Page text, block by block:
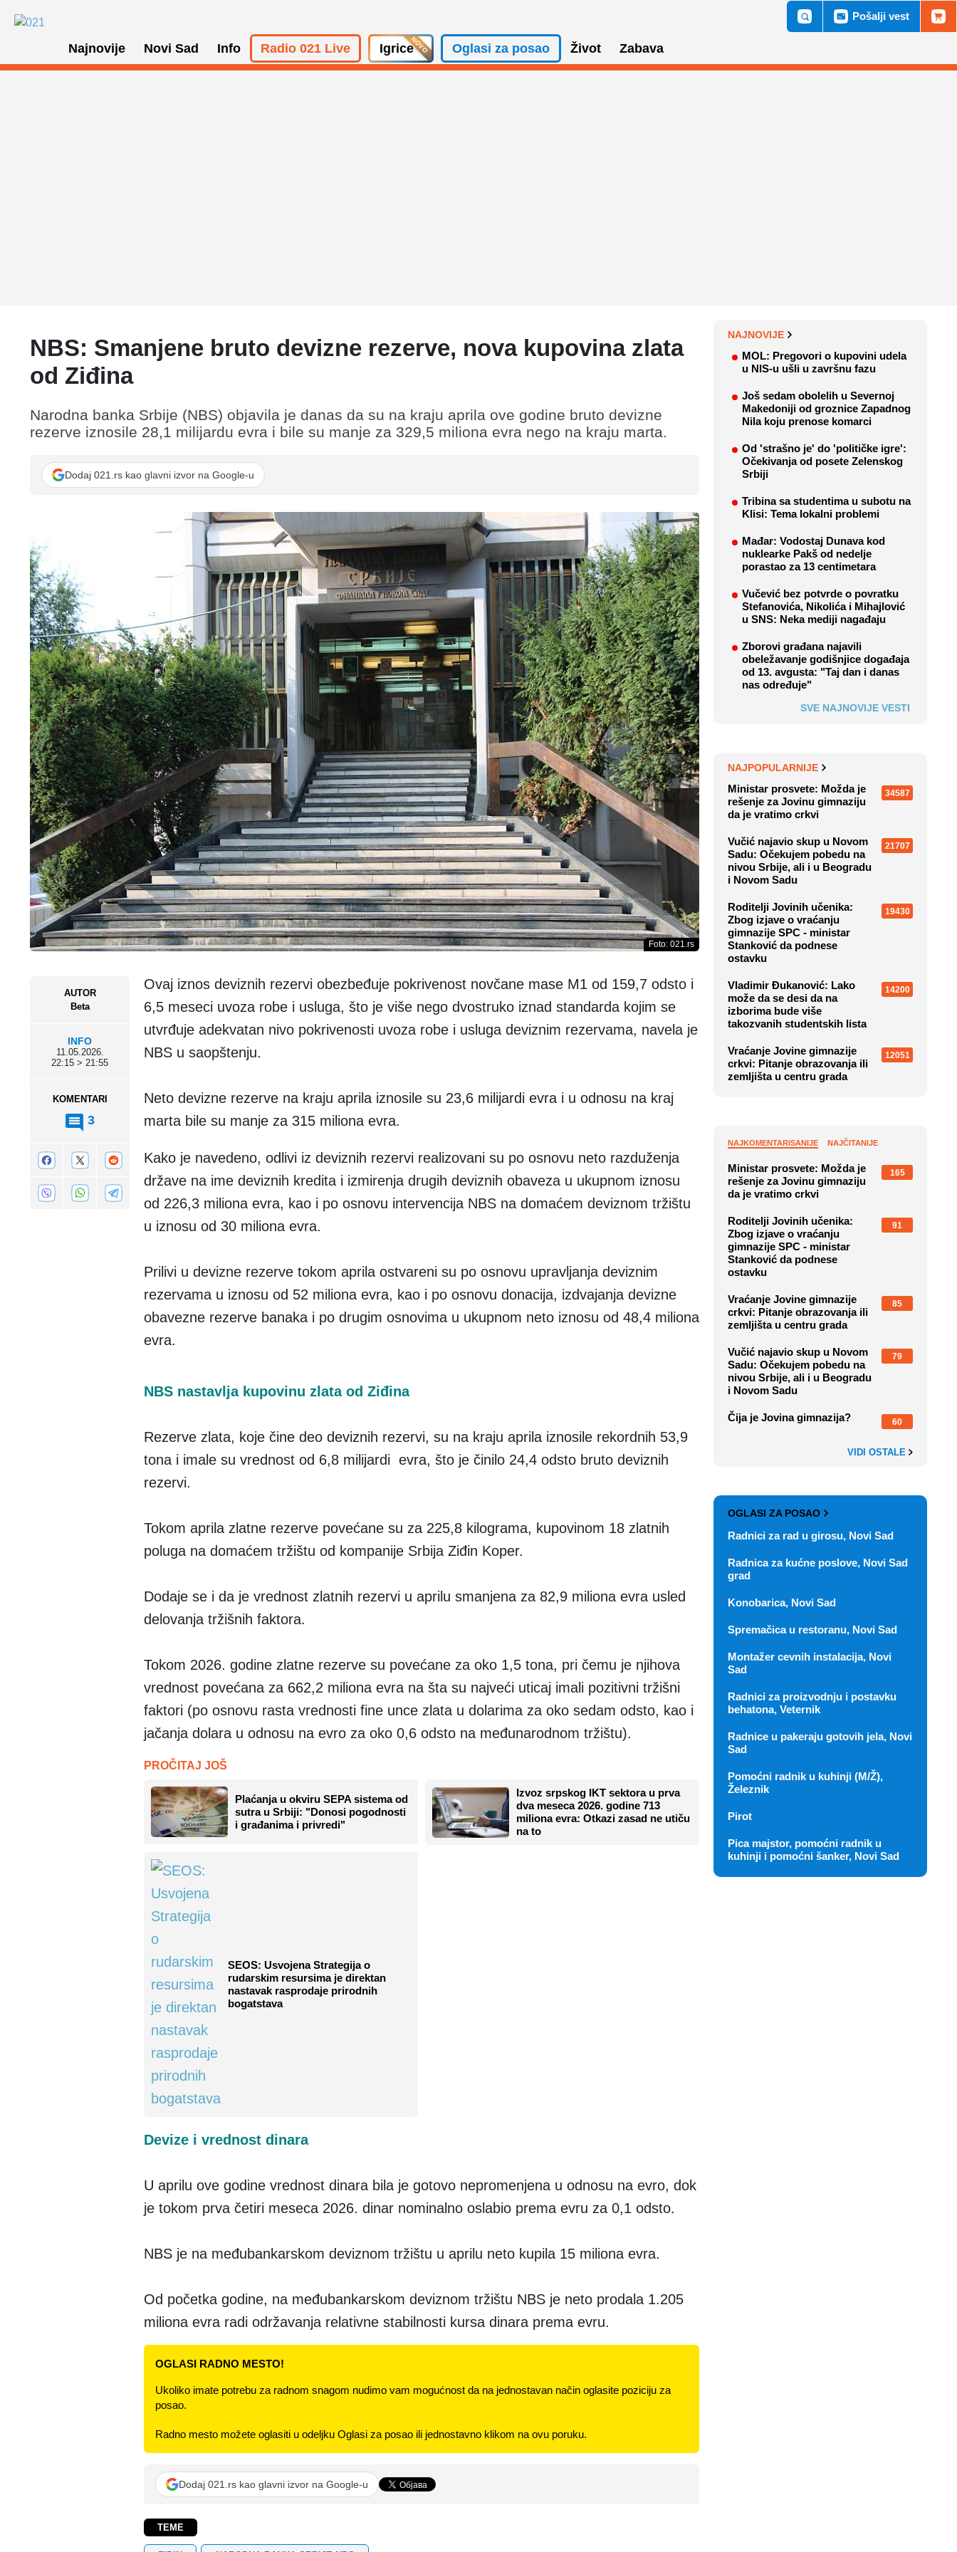
Najnovije Novi Sad Info Radio 021 Live Igrice Oglasi za posao Život Zabava
Pošalji vest
NBS: Smanjene bruto devizne rezerve, nova kupovina zlata
od Ziđina
AUTOR
Beta
INFO
11.05.2026.
22:15 > 21:55
KOMENTARI
3
Narodna banka Srbije (NBS) objavila je danas da su na kraju aprila ove godine bruto devizne
rezerve iznosile 28,1 milijardu evra i bile su manje za 329,5 miliona evra nego na kraju marta.
Dodaj 021.rs kao glavni izvor na Google-u
Foto: 021.rs
Ovaj iznos deviznih rezervi obezbeđuje pokrivenost novčane mase M1 od 159,7 odsto i
6,5 meseci uvoza robe i usluga, što je više nego dvostruko iznad standarda kojim se
utvrđuje adekvatan nivo pokrivenosti uvoza robe i usluga deviznim rezervama, navela je
NBS u saopštenju.
Neto devizne rezerve na kraju aprila iznosile su 23,6 milijardi evra i u odnosu na kraj
marta bile su manje za 315 miliona evra.
Kako je navedeno, odlivi iz deviznih rezervi realizovani su po osnovu neto razduženja
države na ime deviznih kredita i izmirenja drugih deviznih obaveza u ukupnom iznosu
od 226,3 miliona evra, kao i po osnovu intervencija NBS na domaćem deviznom tržištu
u iznosu od 30 miliona evra.
Prilivi u devizne rezerve tokom aprila ostvareni su po osnovu upravljanja deviznim
rezervama u iznosu od 52 miliona evra, kao i po osnovu donacija, izdvajanja devizne
obavezne rezerve banaka i po drugim osnovima u ukupnom neto iznosu od 48,4 miliona
evra.
NBS nastavlja kupovinu zlata od Ziđina
Rezerve zlata, koje čine deo deviznih rezervi, su na kraju aprila iznosile rekordnih 53,9
tona i imale su vrednost od 6,8 milijardi evra, što je činilo 24,4 odsto bruto deviznih
rezervi.
Tokom aprila zlatne rezerve povećane su za 225,8 kilograma, kupovinom 18 zlatnih
poluga na domaćem tržištu od kompanije Srbija Ziđin Koper.
Dodaje se i da je vrednost zlatnih rezervi u aprilu smanjena za 82,9 miliona evra usled
delovanja tržišnih faktora.
Tokom 2026. godine zlatne rezerve su povećane za oko 1,5 tona, pri čemu je njihova
vrednost povećana za 662,2 miliona evra na šta su najveći uticaj imali pozitivni tržišni
faktori (po osnovu rasta vrednosti fine unce zlata u dolarima za oko sedam odsto, kao i
jačanja dolara u odnosu na evro za oko 0,6 odsto na međunarodnom tržištu).
PROČITAJ JOŠ
Plaćanja u okviru SEPA sistema od
sutra u Srbiji: "Donosi pogodnosti
i građanima i privredi"
Izvoz srpskog IKT sektora u prva
dva meseca 2026. godine 713
miliona evra: Otkazi zasad ne utiču
na to
SEOS: Usvojena Strategija o
rudarskim resursima je direktan
nastavak rasprodaje prirodnih
bogatstava
Devize i vrednost dinara
U aprilu ove godine vrednost dinara bila je gotovo nepromenjena u odnosu na evro, dok
je tokom prva četiri meseca 2026. dinar nominalno oslabio prema evru za 0,1 odsto.
NBS je na međubankarskom deviznom tržištu u aprilu neto kupila 15 miliona evra.
Od početka godine, na međubankarskom deviznom tržištu NBS je neto prodala 1.205
miliona evra radi održavanja relativne stabilnosti kursa dinara prema evru.
OGLASI RADNO MESTO!
Ukoliko imate potrebu za radnom snagom nudimo vam mogućnost da na jednostavan način oglasite poziciju za
posao.
Radno mesto možete oglasiti u odeljku Oglasi za posao ili jednostavno klikom na ovu poruku.
Dodaj 021.rs kao glavni izvor na Google-u
TEME
NAJNOVIJE
MOL: Pregovori o kupovini udela
u NIS-u ušli u završnu fazu
Još sedam obolelih u Severnoj
Makedoniji od groznice Zapadnog
Nila koju prenose komarci
Od 'strašno je' do 'političke igre':
Očekivanja od posete Zelenskog
Srbiji
Tribina sa studentima u subotu na
Klisi: Tema lokalni problemi
Mađar: Vodostaj Dunava kod
nuklearke Pakš od nedelje
porastao za 13 centimetara
Vučević bez potvrde o povratku
Stefanovića, Nikolića i Mihajlović
u SNS: Neka mediji nagađaju
Zborovi građana najavili
obeležavanje godišnjice događaja
od 13. avgusta: "Taj dan i danas
nas određuje"
SVE NAJNOVIJE VESTI
NAJPOPULARNIJE
Ministar prosvete: Možda je
rešenje za Jovinu gimnaziju
da je vratimo crkvi
34587
Vučić najavio skup u Novom
Sadu: Očekujem pobedu na
nivou Srbije, ali i u Beogradu
i Novom Sadu
21707
Roditelji Jovinih učenika:
Zbog izjave o vraćanju
gimnazije SPC - ministar
Stanković da podnese
ostavku
19430
Vladimir Đukanović: Lako
može da se desi da na
izborima bude više
takozvanih studentskih lista
14200
Vraćanje Jovine gimnazije
crkvi: Pitanje obrazovanja ili
zemljišta u centru grada
12051
NAJKOMENTARISANIJE NAJČITANIJE
Ministar prosvete: Možda je
rešenje za Jovinu gimnaziju
da je vratimo crkvi
165
Roditelji Jovinih učenika:
Zbog izjave o vraćanju
gimnazije SPC - ministar
Stanković da podnese
ostavku
91
Vraćanje Jovine gimnazije
crkvi: Pitanje obrazovanja ili
zemljišta u centru grada
85
Vučić najavio skup u Novom
Sadu: Očekujem pobedu na
nivou Srbije, ali i u Beogradu
i Novom Sadu
79
Čija je Jovina gimnazija? 60
VIDI OSTALE
OGLASI ZA POSAO
Radnici za rad u girosu, Novi Sad
Radnica za kućne poslove, Novi Sad
grad
Konobarica, Novi Sad
Spremačica u restoranu, Novi Sad
Montažer cevnih instalacija, Novi
Sad
Radnici za proizvodnju i postavku
behatona, Veternik
Radnice u pakeraju gotovih jela, Novi
Sad
Pomoćni radnik u kuhinji (M/Ž),
Železnik
Pirot
Pica majstor, pomoćni radnik u
kuhinji i pomoćni šanker, Novi Sad